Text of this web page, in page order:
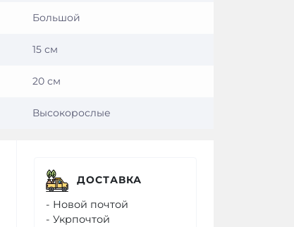
Большой
15 см
20 см
Высокорослые
ДОСТАВКА
- Новой почтой
- Укрпочтой